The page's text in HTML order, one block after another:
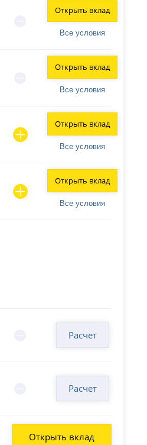
Все условия
Открыть вклад
Все условия
Открыть вклад
Все условия
Открыть вклад
Все условия
Открыть вклад
Расчет
Расчет
Открыть вклад